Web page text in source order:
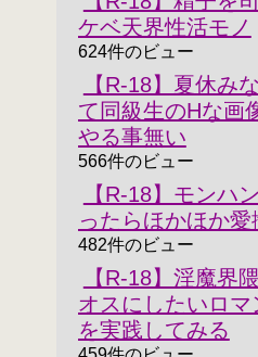
ケベ天界性活モノ
624件のビュー
【R-18】夏休み
て同級生のHな画
やる事無い
566件のビュー
【R-18】モンハ
ったらほかほか愛
482件のビュー
【R-18】淫魔界
オスにしたいロマ
を実践してみる